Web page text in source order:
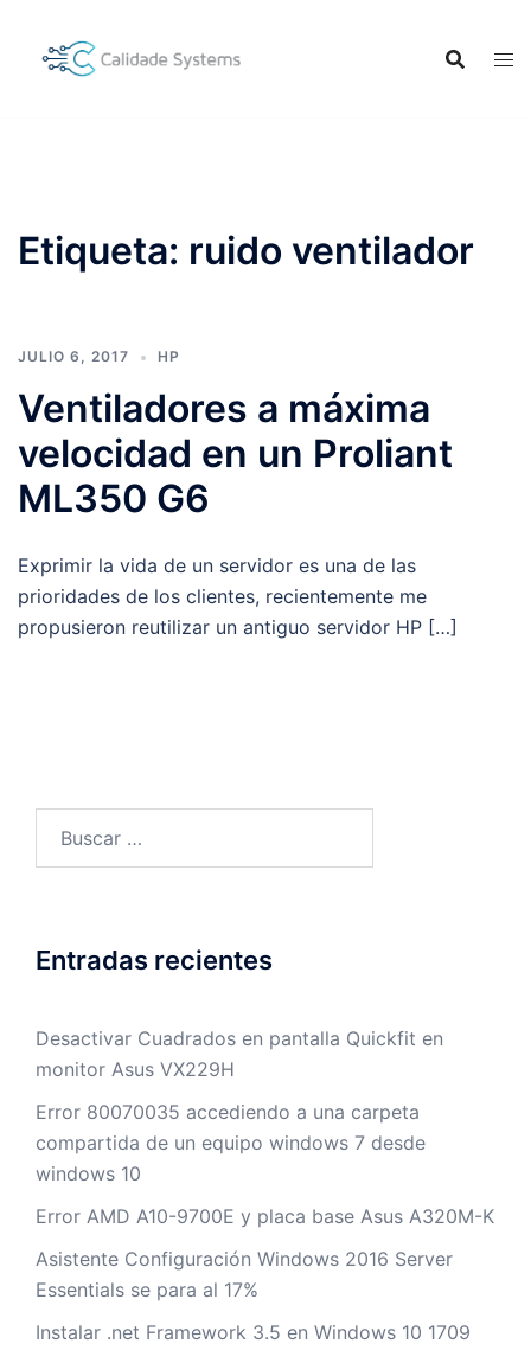
contenido
Etiqueta: ruido ventilador
JULIO 6, 2017 HP
Ventiladores a máxima
velocidad en un Proliant
ML350 G6
Exprimir la vida de un servidor es una de las
prioridades de los clientes, recientemente me
propusieron reutilizar un antiguo servidor HP […]
Entradas recientes
Desactivar Cuadrados en pantalla Quickfit en
monitor Asus VX229H
Error 80070035 accediendo a una carpeta
compartida de un equipo windows 7 desde
windows 10
Error AMD A10-9700E y placa base Asus A320M-K
Asistente Configuración Windows 2016 Server
Essentials se para al 17%
Instalar .net Framework 3.5 en Windows 10 1709